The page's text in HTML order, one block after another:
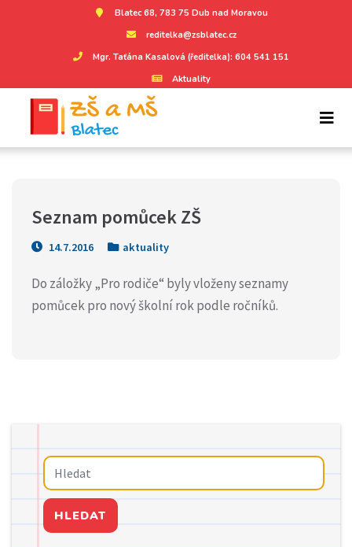
Blatec 68, 783 75 Dub nad Moravou
reditelka@zsblatec.cz
Mgr. Taťána Kasalová (ředitelka): 604 541 151
Aktuality
Seznam pomůcek ZŠ
14.7.2016 aktuality
Do záložky „Pro rodiče“ byly vloženy seznamy
pomůcek pro nový školní rok podle ročníků.
HLEDAT